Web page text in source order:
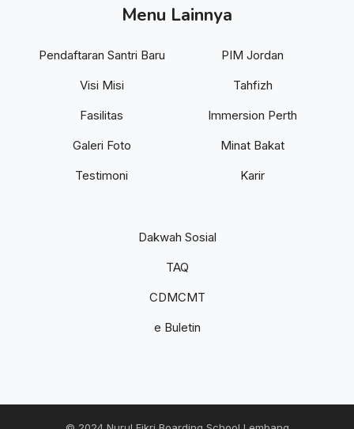
Menu Lainnya
Pendaftaran Santri Baru
Visi Misi
Fasilitas
Galeri Foto
Testimoni
PIM Jordan
Tahfizh
Immersion Perth
Minat Bakat
Karir
Dakwah Sosial
TAQ
CDMCMT
e Buletin